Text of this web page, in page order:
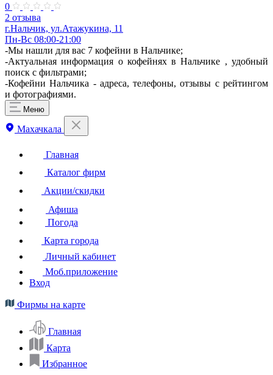
0
2 отзыва
г.Нальчик, ул.Атажукина, 11
Пн-Вс 08:00-21:00
-Мы нашли для вас 7 кофейни в Нальчике;
-Актуальная информация о кофейнях в Нальчике , удобный
поиск с фильтрами;
-Кофейни Нальчика - адреса, телефоны, отзывы с рейтингом
и фотографиями.
Меню
Махачкала
Главная
Каталог фирм
Акции/скидки
Афиша
Погода
Карта города
Личный кабинет
Моб.приложение
Вход
Фирмы на карте
Главная
Карта
Избранное